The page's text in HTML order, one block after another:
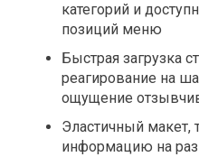
категорий и
позиций меню
Быстрая загрузка
реагирование на
ощущение
Эластичный
информацию на